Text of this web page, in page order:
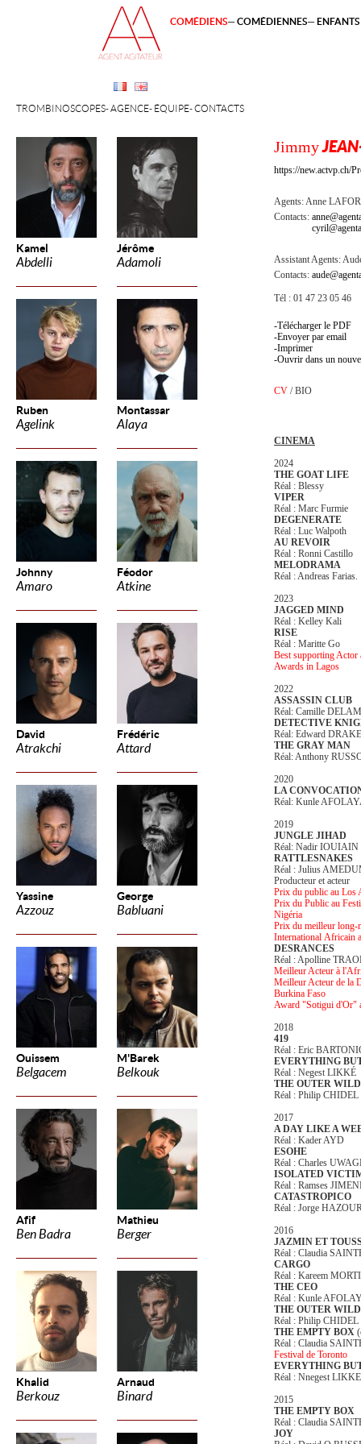
Kamel
Abdelli
Jérôme
Adamoli
Ruben
Agelink
Montassar
Alaya
Johnny
Amaro
Féodor
Atkine
David
Atrakchi
Frédéric
Attard
Yassine
Azzouz
George
Babluani
Ouissem
Belgacem
M'Barek
Belkouk
Afif
Ben Badra
Mathieu
Berger
Khalid
Berkouz
Arnaud
Binard
TROMBINOSCOPES AGENCE ÉQUIPE CONTACTS
COMÉDIENS COMÉDIENNES
Jimmy
https://new.actvp.ch/
Agents:Anne
Contacts:
Assistant Agents:
Contacts:
Tél : 01 47 23 05 46
Télécharger le PDF
Envoyer par email
Imprimer
Ouvrir dans un
CV /BIO
CINEMA
2024
THE GOAT LIFE
Réal : Blessy
VIPER
Réal : Marc Furmie
DEGENERATE
Réal : Luc Walpoth
AU REVOIR
Réal : Ronni Castillo
MELODRAMA
Réal : Andreas Farias.
2023
JAGGED MIND
Réal : Kelley Kali
RISE
Réal : Maritte Go
Best supporting
Awards in Lagos
2022
ASSASSIN CLUB
Réal: Camille
DETECTIVE
Réal: Edward DRAKE
THE GRAY MAN
Réal: Anthony
2020
LA
Réal: Kunle
2019
JUNGLE JIHAD
Réal: Nadir IOUIAIN
RATTLESNAKES
Réal : Julius
Producteur et acteur
Prix du public au Los
Prix du Public au
Nigéria
Prix du meilleur long-
International Africain
DESRANCES
Réal : Apolline
Meilleur Acteur à
Meilleur Acteur de la
Burkina Faso
Award "Sotigui d'Or"
2018
419
Réal : Eric
EVERYTHING
Réal : Negest LIKKÉ
THE OUTER WILD
Réal : Philip CHIDEL
2017
A DAY LIKE A
Réal : Kader AYD
ESOHE
Réal : Charles
ISOLATED
Réal : Ramses
CATASTROPICO
Réal : Jorge
2016
JAZMIN ET
Réal : Claudia
CARGO
Réal : Kareem
THE CEO
Réal : Kunle
THE OUTER WILD
Réal : Philip CHIDEL
THE EMPTY BOX
Réal : Claudia
Festival de Toronto
EVERYTHING
Réal : Nnegest LIKKE
2015
THE EMPTY BOX
Réal : Claudia
JOY